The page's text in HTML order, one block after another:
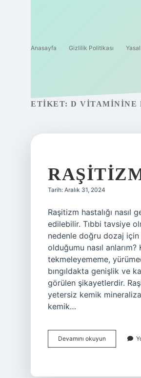
Anasayfa Gizlilik Politikası
ETIKET: D VITAMININE
Tarih: Aralık 31, 2024
Raşitizm hastalığı
edilebilir. Tıbbi tavsiye
nedenle doğru dozaj
olduğumu nasıl
tekmeleyememe,
bıngıldakta genişlik ve
görülen şikayetlerdir.
yetersiz kemik
kemik…
Devamını okuyun Raşitizm
Hastalığına